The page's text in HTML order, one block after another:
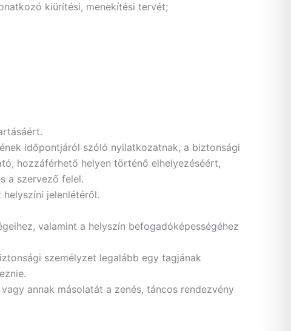
kiürítési, menekítési tervét;
időpontjáról szóló nyilatkozatnak, a biztonsági
hozzáférhető helyen történő elhelyezéséért,
a szervező felel.
jelenlétéről.
valamint a helyszín befogadóképességéhez
személyzet legalább egy tagjának
annak másolatát a zenés, táncos rendezvény